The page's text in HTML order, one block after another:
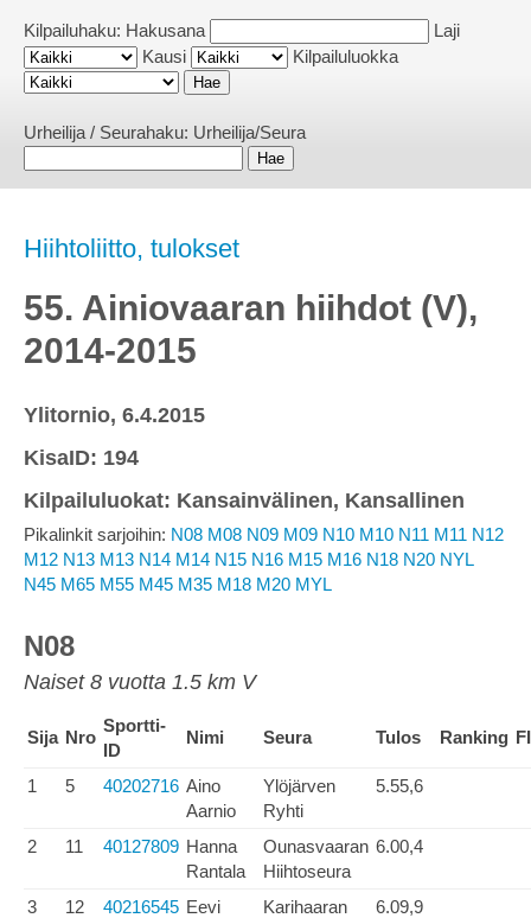
Kilpailuhaku: Hakusana
Laji
Kausi
Kilpailuluokka
Urheilija / Seurahaku: Urheilija/Seura
Hiihtoliitto, tulokset
55. Ainiovaaran hiihdot (V),
2014-2015
Ylitornio, 6.4.2015
KisaID: 194
Kilpailuluokat: Kansainvälinen, Kansallinen
Pikalinkit sarjoihin: N08 M08 N09 M09 N10 M10 N11 M11 N12
M12 N13 M13 N14 M14 N15 N16 M15 M16 N18 N20 NYL
N45 M65 M55 M45 M35 M18 M20 MYL
N08
Naiset 8 vuotta 1.5 km V
Sija Nro
Sportti-
ID
Nimi Seura Tulos Ranking
1 5 40202716 Aino
Aarnio
Ylöjärven
Ryhti
5.55,6
2 11 40127809 Hanna
Rantala
Ounasvaaran
Hiihtoseura
6.00,4
3 12 40216545 Eevi
Karihaaran
6.09,9